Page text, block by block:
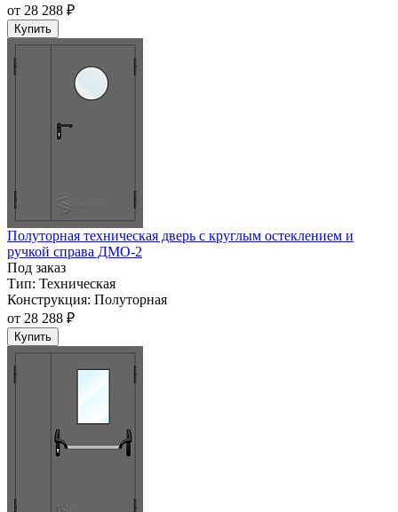
от 28 288 ₽
Купить
Полуторная техническая дверь с круглым остеклением и
ручкой справа ДМО-2
Под заказ
Тип: Техническая
Конструкция: Полуторная
от 28 288 ₽
Купить